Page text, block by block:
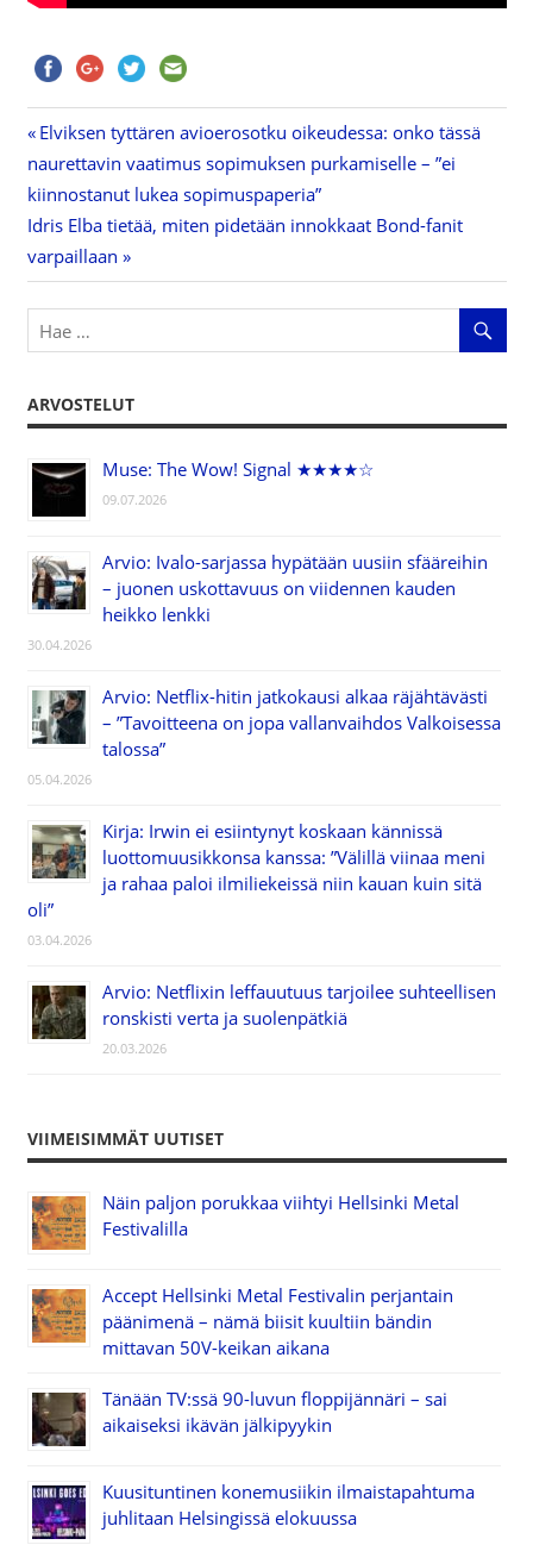
Artikkelien
selaus
Previous
Post:
Elviksen tyttären avioerosotku oikeudessa: onko tässä
naurettavin vaatimus sopimuksen purkamiselle – ”ei
kiinnostanut lukea sopimuspaperia”
Next
Post:
Idris Elba tietää, miten pidetään innokkaat Bond-fanit
varpaillaan
ARVOSTELUT
Muse: The Wow! Signal ★★★★☆
09.07.2026
Arvio: Ivalo-sarjassa hypätään uusiin sfääreihin
– juonen uskottavuus on viidennen kauden
heikko lenkki
30.04.2026
Arvio: Netflix-hitin jatkokausi alkaa räjähtävästi
– ”Tavoitteena on jopa vallanvaihdos Valkoisessa
talossa”
05.04.2026
Kirja: Irwin ei esiintynyt koskaan kännissä
luottomuusikkonsa kanssa: ”Välillä viinaa meni
ja rahaa paloi ilmiliekeissä niin kauan kuin sitä
oli”
03.04.2026
Arvio: Netflixin leffauutuus tarjoilee suhteellisen
ronskisti verta ja suolenpätkiä
20.03.2026
VIIMEISIMMÄT UUTISET
Näin paljon porukkaa viihtyi Hellsinki Metal
Festivalilla
Accept Hellsinki Metal Festivalin perjantain
päänimenä – nämä biisit kuultiin bändin
mittavan 50V-keikan aikana
Tänään TV:ssä 90-luvun floppijännäri – sai
aikaiseksi ikävän jälkipyykin
Kuusituntinen konemusiikin ilmaistapahtuma
juhlitaan Helsingissä elokuussa